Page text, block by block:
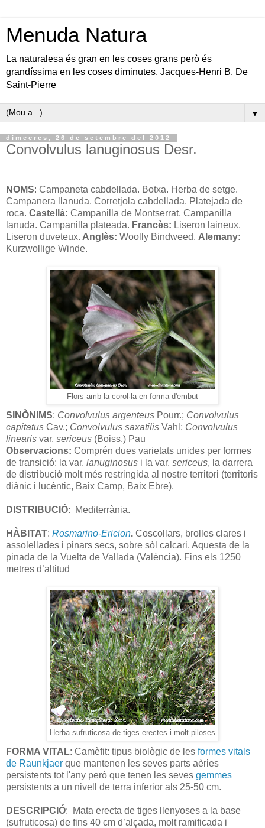
Menuda Natura
La naturalesa és gran en les coses grans però és
grandíssima en les coses diminutes. Jacques-Henri B. De
Saint-Pierre
▼
dimecres, 26 de setembre del 2012
Convolvulus lanuginosus Desr.
NOMS: Campaneta cabdellada. Botxa. Herba de setge.
Campanera llanuda. Corretjola cabdellada. Platejada de
roca. Castellà: Campanilla de Montserrat. Campanilla
lanuda. Campanilla plateada. Francès: Liseron laineux.
Liseron duveteux. Anglès: Woolly Bindweed. Alemany:
Kurzwollige Winde.
Flors amb la corol·la en forma d'embut
SINÒNIMS: Convolvulus argenteus Pourr.; Convolvulus
capitatus Cav.; Convolvulus saxatilis Vahl; Convolvulus
linearis var. sericeus (Boiss.) Pau
Observacions: Comprén dues varietats unides per formes
de transició: la var. lanuginosus i la var. sericeus, la darrera
de distribució molt més restringida al nostre territori (territoris
diànic i lucèntic, Baix Camp, Baix Ebre).
DISTRIBUCIÓ: Mediterrània.
HÀBITAT: Rosmarino-Ericion. Coscollars, brolles clares i
assolellades i pinars secs, sobre sòl calcari. Aquesta de la
pinada de la Vuelta de Vallada (València). Fins els 1250
metres d’altitud
Herba sufruticosa de tiges erectes i molt piloses
FORMA VITAL: Camèfit: tipus biològic de les formes vitals
de Raunkjaer que mantenen les seves parts aèries
persistents tot l'any però que tenen les seves gemmes
persistents a un nivell de terra inferior als 25-50 cm.
DESCRIPCIÓ:
Mata erecta de tiges llenyoses a la base
(sufruticosa) de fins 40 cm d’alçada, molt ramificada i